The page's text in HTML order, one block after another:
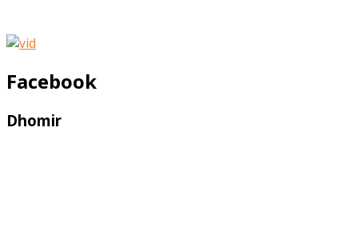
Facebook
Dhomir